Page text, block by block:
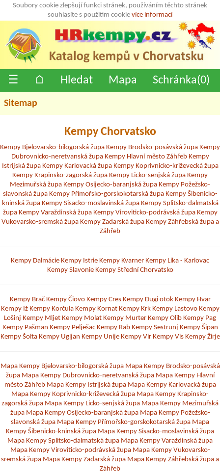
Soubory cookie zlepšují funkci stránek, používáním těchto stránek
souhlasíte s použitím cookie více informací
☰ ⌂ Hledat Mapa Schránka(0)
Sitemap
Kempy Chorvatsko
Kempy Bjelovarsko-bilogorská župa Kempy Brodsko-posávská župa Kempy
Dubrovnicko-neretvanská župa Kempy Hlavní město Záhřeb Kempy
Istrijská župa Kempy Karlovacká župa Kempy Koprivnicko-križevecká župa
Kempy Krapinsko-zagorská župa Kempy Licko-senjská župa Kempy
Mezimuřská župa Kempy Osijecko-baranjská župa Kempy Požežsko-
slavonská župa Kempy Přímořsko-gorskokotarská župa Kempy Šibenicko-
kninská župa Kempy Sisacko-moslavinská župa Kempy Splitsko-dalmatská
župa Kempy Varaždinská župa Kempy Viroviticko-podrávská župa Kempy
Vukovarsko-sremská župa Kempy Zadarská župa Kempy Záhřebská župa a
Záhřeb
Kempy Dalmácie Kempy Istrie Kempy Kvarner Kempy Lika - Karlovac
Kempy Slavonie Kempy Střední Chorvatsko
Kempy Brač Kempy Čiovo Kempy Cres Kempy Dugi otok Kempy Hvar
Kempy Iž Kempy Korčula Kempy Kornat Kempy Krk Kempy Lastovo Kempy
Lošinj Kempy Mljet Kempy Molat Kempy Murter Kempy Olib Kempy Pag
Kempy Pašman Kempy Pelješac Kempy Rab Kempy Sestrunj Kempy Šipan
Kempy Šolta Kempy Ugljan Kempy Unije Kempy Vir Kempy Vis Kempy Žirje
Mapa Kempy Bjelovarsko-bilogorská župa Mapa Kempy Brodsko-posávská
župa Mapa Kempy Dubrovnicko-neretvanská župa Mapa Kempy Hlavní
město Záhřeb Mapa Kempy Istrijská župa Mapa Kempy Karlovacká župa
Mapa Kempy Koprivnicko-križevecká župa Mapa Kempy Krapinsko-
zagorská župa Mapa Kempy Licko-senjská župa Mapa Kempy Mezimuřská
župa Mapa Kempy Osijecko-baranjská župa Mapa Kempy Požežsko-
slavonská župa Mapa Kempy Přímořsko-gorskokotarská župa Mapa
Kempy Šibenicko-kninská župa Mapa Kempy Sisacko-moslavinská župa
Mapa Kempy Splitsko-dalmatská župa Mapa Kempy Varaždinská župa
Mapa Kempy Viroviticko-podrávská župa Mapa Kempy Vukovarsko-
sremská župa Mapa Kempy Zadarská župa Mapa Kempy Záhřebská župa a
Záhřeb